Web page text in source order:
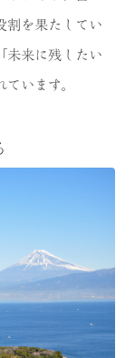
割を果たしてい
未来に残したい
います。